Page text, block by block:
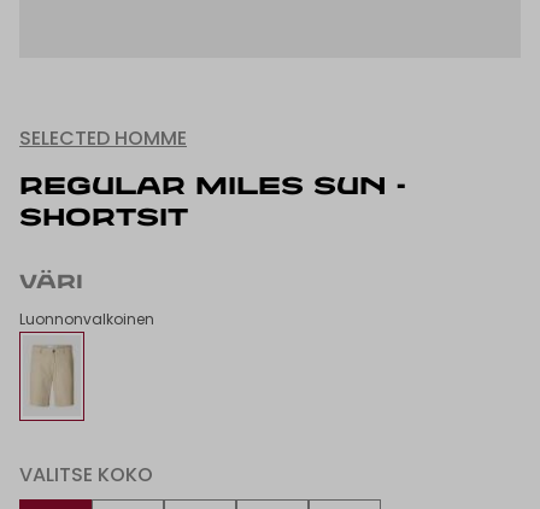
SELECTED HOMME
REGULAR MILES SUN -
SHORTSIT
VÄRI
Luonnonvalkoinen
VALITSE KOKO